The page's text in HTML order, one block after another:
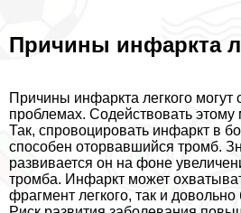
Причины инфаркта
Причины инфаркта легкого могут
проблемах. Содействовать
Так, спровоцировать инфаркт в
способен оторвавшийся тромб.
развивается он на фоне
тромба. Инфаркт может
фрагмент легкого, так и